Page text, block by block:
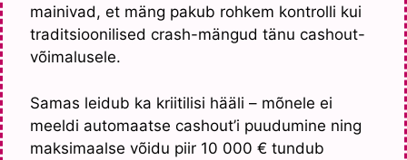
mainivad, et mäng pakub rohkem kontrolli kui
traditsioonilised crash-mängud tänu cashout-
võimalusele.
Samas leidub ka kriitilisi hääli – mõnele ei
meeldi automaatse cashout’i puudumine ning
maksimaalse võidu piir 10 000 € tundub